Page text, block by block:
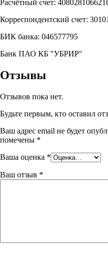
Расчётный счет:
Корреспондентский счет:
БИК банка: 046577795
Банк ПАО КБ "УБРИР"
Отзывы
Отзывов пока нет.
Будьте первым, кто оставил
Ваш адрес email не будет
помечены *
Ваша оценка *
Ваш отзыв *